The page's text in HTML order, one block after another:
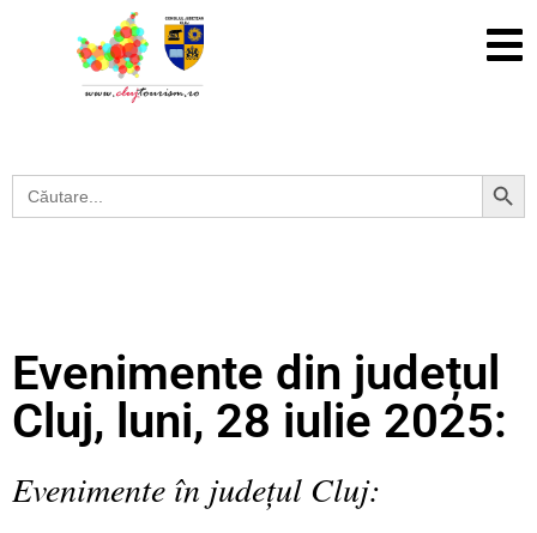
Search
for:
Search Button
Evenimente din județul
Cluj, luni, 28 iulie 2025:
Evenimente în județul Cluj: